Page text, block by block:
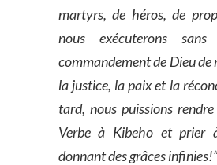
martyrs, de héros, de
nous exécuterons
commandement de Dieu
la justice, la paix et la
tard, nous puissions
Verbe à Kibeho et prier
donnant des grâces